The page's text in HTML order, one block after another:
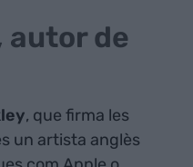
autor de
, que firma les
un artista anglès